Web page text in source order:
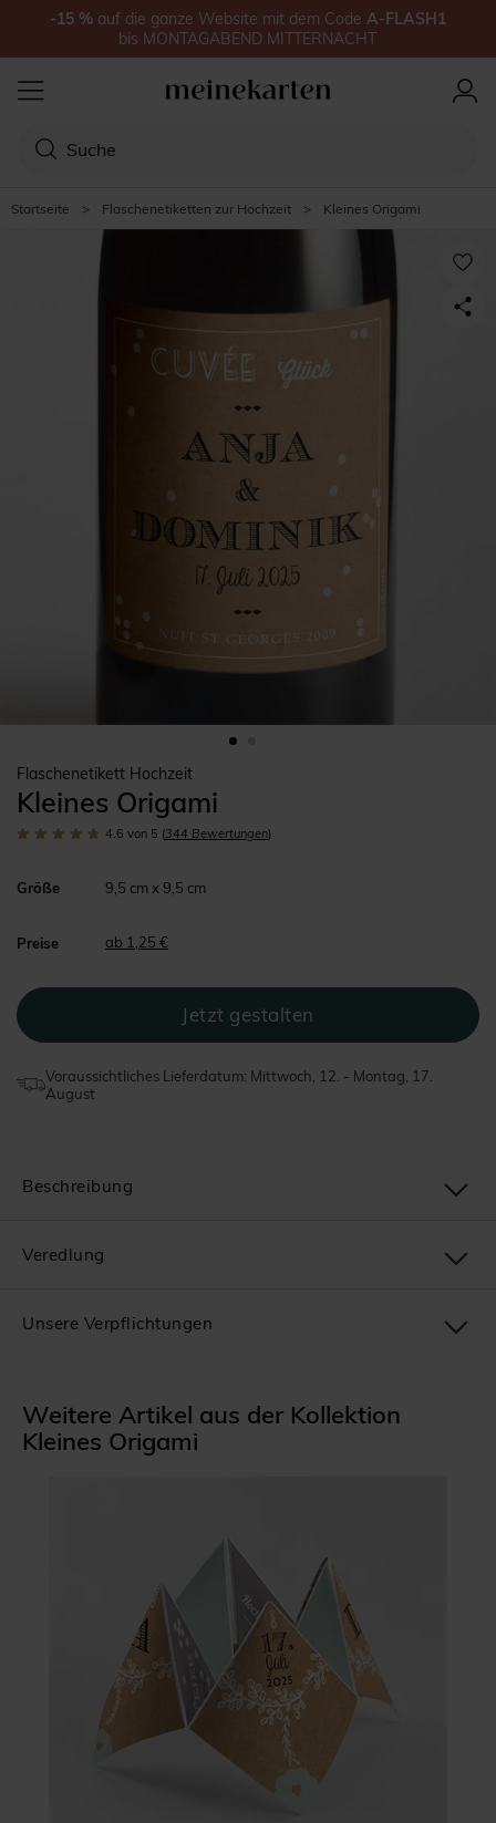
Startseite > Flaschenetiketten zur Hochzeit > Kleines Origami
Flaschenetikett Hochzeit
Kleines Origami
4.6 von 5 (344 Bewertungen)
Größe 9,5 cm x 9,5 cm
Preise ab 1,25 €
Voraussichtliches Lieferdatum: Mittwoch, 12. - Montag, 17.
August
Weitere Artikel aus der Kollektion
Kleines Origami
Beschreibung
Veredlung
Unsere Verpflichtungen
-15 % auf die ganze Website mit dem Code A-FLASH1
bis MONTAGABEND MITTERNACHT